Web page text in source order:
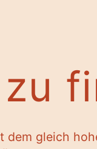
dem gleich